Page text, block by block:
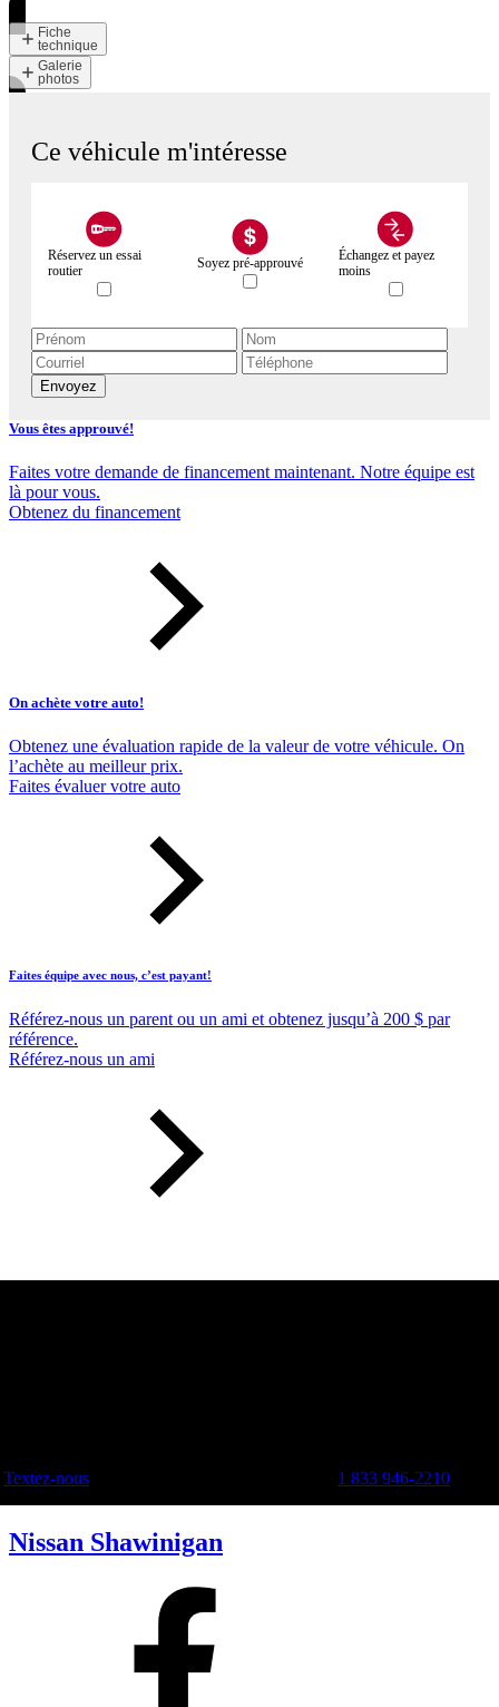
Fiche
technique
Galerie
photos
Ce véhicule m'intéresse
Réservez un essai
routier
Soyez pré-approuvé
Échangez et payez
moins
Envoyez
Vous êtes approuvé!
Faites votre demande de financement maintenant. Notre équipe est
là pour vous.
Obtenez du financement
On achète votre auto!
Obtenez une évaluation rapide de la valeur de votre véhicule. On
l’achète au meilleur prix.
Faites évaluer votre auto
Faites équipe avec nous, c’est payant!
Référez-nous un parent ou un ami et obtenez jusqu’à 200 $ par
référence.
Référez-nous un ami
Textez-nous 1 833 946-2210
Nissan Shawinigan